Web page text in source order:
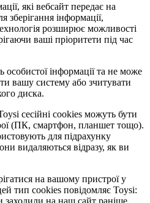
які вебсайт передає на
інформації,
розширює можливості
ваші пріоритети під час
особистої інформації та не може
вашу систему або зчитувати
диска.
сесійні cookies можуть бути
(ПК, смартфон, планшет тощо).
для підрахунку
видаляються відразу, як ви
на вашому пристрої у
тип cookies повідомляє Toysi:
заходили на наш сайт раніше.